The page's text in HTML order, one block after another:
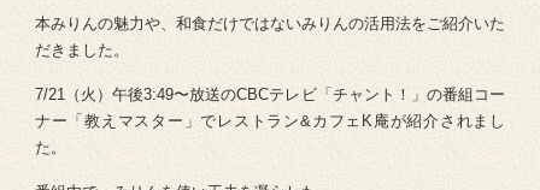
本みりんの魅力や、和食だけではないみりんの活用法をご紹介いた
だきました。
7/21（火）午後3:49〜放送のCBCテレビ「チャント！」の番組コー
ナー「教えマスター」でレストラン&カフェK庵が紹介されまし
た。